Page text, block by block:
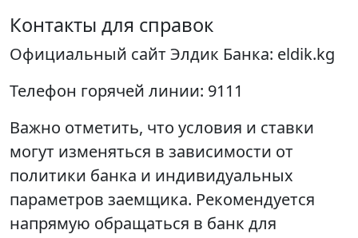
Контакты для справок
Официальный сайт Элдик Банка: eldik.kg
Телефон горячей линии: 9111
Важно отметить, что условия и ставки
могут изменяться в зависимости от
политики банка и индивидуальных
параметров заемщика. Рекомендуется
напрямую обращаться в банк для